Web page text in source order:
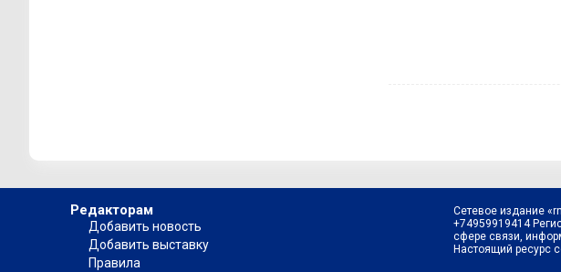
Редакторам
Добавить новость
Добавить выставку
Правила
Сетевое издание
+74959919414
сфере связи,
Настоящий ресурс